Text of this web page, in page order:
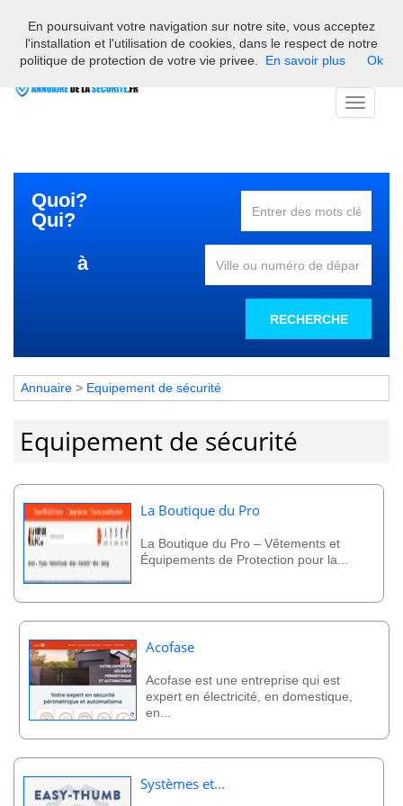
Bienvenue sur l'annuaire des professionnels français de la
sécurité
Toggle
Quoi?
Qui?
à
RECHERCHE
Annuaire > Equipement de sécurité
Equipement de sécurité
La Boutique du Pro
La Boutique du Pro – Vêtements et
Équipements de Protection pour la...
Acofase
Acofase est une entreprise qui est
expert en électricité, en domestique,
en...
Systèmes et...
En poursuivant votre navigation sur notre site, vous acceptez
l'installation et l'utilisation de cookies, dans le respect de notre
politique de protection de votre vie privee.
En savoir plus Ok